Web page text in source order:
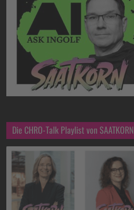
Die CHRO-Talk Playlist von SAATKORN